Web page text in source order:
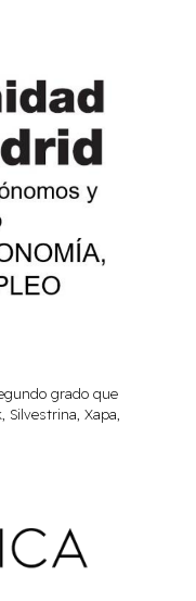
grado que
Silvestrina, Xapa,